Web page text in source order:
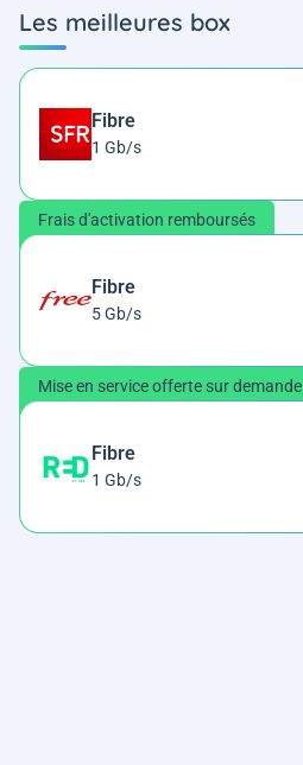
Les meilleures box
Fibre
1 Gb/s
Frais d'activation remboursés
Fibre
5 Gb/s
Mise en service offerte sur demande
Fibre
1 Gb/s